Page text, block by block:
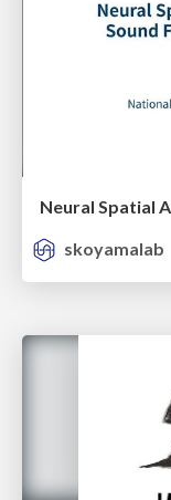
skoyamalab